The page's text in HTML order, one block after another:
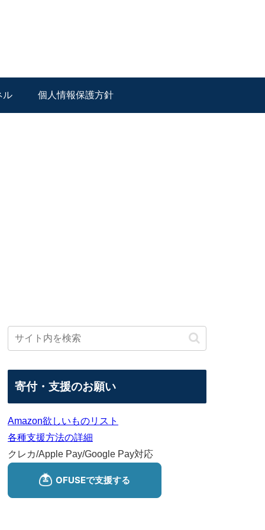
ル 個人情報保護方針
寄付・支援のお願い
Amazon欲しいものリスト
各種支援方法の詳細
クレカ/Apple Pay/Google Pay対応